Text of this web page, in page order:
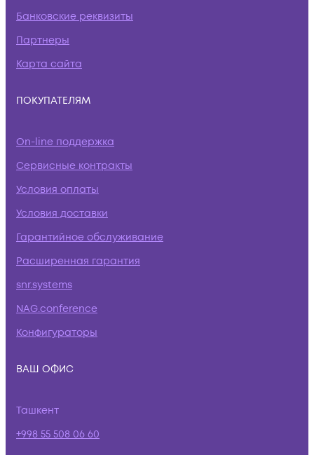
Банковские реквизиты
Партнеры
Карта сайта
ПОКУПАТЕЛЯМ
On-line поддержка
Сервисные контракты
Условия оплаты
Условия доставки
Гарантийное обслуживание
Расширенная гарантия
snr.systems
NAG.conference
Конфигураторы
ВАШ ОФИС
Ташкент
+998 55 508 06 60